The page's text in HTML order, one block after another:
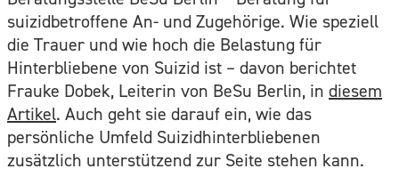
suizidbetroffene An- und Zugehörige. Wie speziell
die Trauer und wie hoch die Belastung für
Hinterbliebene von Suizid ist – davon berichtet
Frauke Dobek, Leiterin von BeSu Berlin, in diesem
Artikel. Auch geht sie darauf ein, wie das
persönliche Umfeld Suizidhinterbliebenen
zusätzlich unterstützend zur Seite stehen kann.